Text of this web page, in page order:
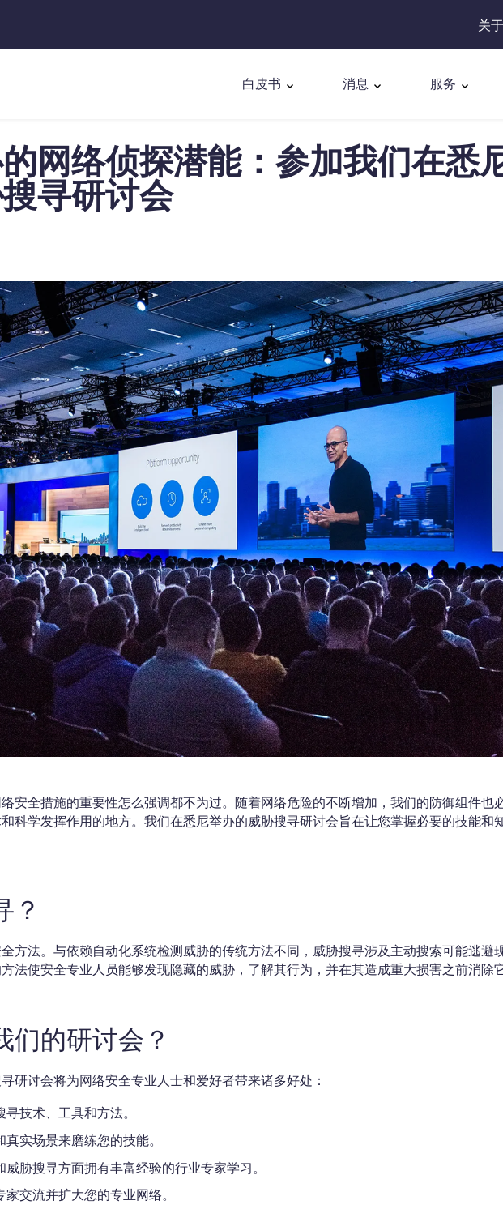
关
白皮书 消息 服务
网络侦探潜能：参加我们在悉
寻研讨会
安全措施的重要性怎么强调都不为过。随着网络危险的不断增加，我们的防御组件也
科学发挥作用的地方。我们在悉尼举办的威胁搜寻研讨会旨在让您掌握必要的技能和
？
方法。与依赖自动化系统检测威胁的传统方法不同，威胁搜寻涉及主动搜索可能逃避
法使安全专业人员能够发现隐藏的威胁，了解其行为，并在其造成重大损害之前消除它
们的研讨会？
研讨会将为网络安全专业人士和爱好者带来诸多好处：
技术、工具和方法。
实场景来磨练您的技能。
胁搜寻方面拥有丰富经验的行业专家学习。
交流并扩大您的专业网络。